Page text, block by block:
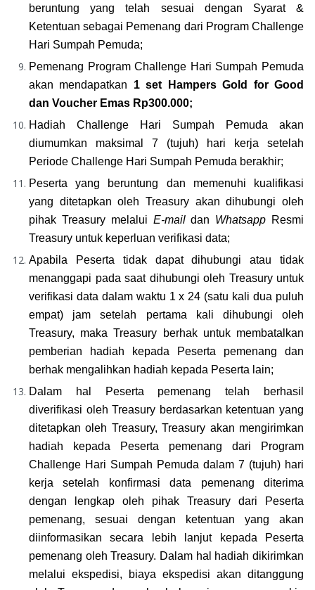
beruntung
yang telah sesuai dengan Syarat &
Ketentuan sebagai Pemenang dari Program Challenge
Hari Sumpah Pemuda;
Pemenang Program Challenge Hari Sumpah Pemuda
akan mendapatkan 1 set Hampers Gold for Good
dan Voucher Emas Rp300.000;
Hadiah Challenge Hari Sumpah Pemuda akan
diumumkan maksimal 7 (tujuh) hari kerja setelah
Periode Challenge Hari Sumpah Pemuda berakhir;
Peserta yang beruntung dan memenuhi kualifikasi
yang ditetapkan oleh Treasury akan dihubungi oleh
pihak Treasury melalui E-mail dan Whatsapp Resmi
Treasury untuk keperluan verifikasi data;
Apabila Peserta tidak dapat dihubungi atau tidak
menanggapi pada saat dihubungi oleh Treasury untuk
verifikasi data dalam waktu 1 x 24 (satu kali dua puluh
empat) jam setelah pertama kali dihubungi oleh
Treasury, maka Treasury berhak untuk membatalkan
pemberian hadiah kepada Peserta pemenang dan
berhak mengalihkan hadiah kepada Peserta lain;
Dalam hal Peserta pemenang telah berhasil
diverifikasi oleh Treasury berdasarkan ketentuan yang
ditetapkan oleh Treasury, Treasury akan mengirimkan
Challenge Hari Sumpah Pemuda dalam 7 (tujuh) hari
kerja setelah konfirmasi data pemenang diterima
dengan lengkap oleh pihak Treasury dari Peserta
pemenang, sesuai dengan ketentuan yang akan
diinformasikan secara lebih lanjut kepada Peserta
pemenang oleh Treasury. Dalam hal hadiah dikirimkan
melalui ekspedisi, biaya ekspedisi akan ditanggung